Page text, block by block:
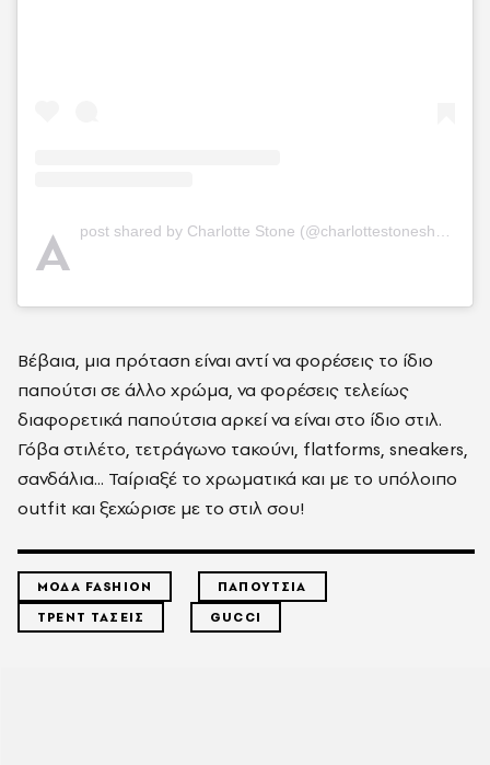
A post shared by Charlotte Stone (@charlottestoneshoes)
Βέβαια, μια πρόταση είναι αντί να φορέσεις το ίδιο
παπούτσι σε άλλο χρώμα, να φορέσεις τελείως
διαφορετικά παπούτσια αρκεί να είναι στο ίδιο στιλ.
Γόβα στιλέτο, τετράγωνο τακούνι, flatforms, sneakers,
σανδάλια... Ταίριαξέ το χρωματικά και με το υπόλοιπο
outfit και ξεχώρισε με το στιλ σου!
ΜΟΔΑ FASHION
ΠΑΠΟΥΤΣΙΑ
ΤΡΕΝΤ ΤΑΣΕΙΣ
GUCCI